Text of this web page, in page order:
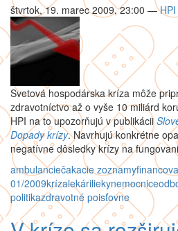
štvrtok, 19. marec 2009, 23:00 — HPI
Svetová hospodárska kríza môže
zdravotníctvo až o vyše 10 miliárd
HPI na to upozorňujú v publikácii
Dopady krízy. Navrhujú konkrétne
negatívne dôsledky krízy na
ambulanciečakacie zoznamy
01/2009krízalekáriliekynemocnice
politikazdravotné poisťovne